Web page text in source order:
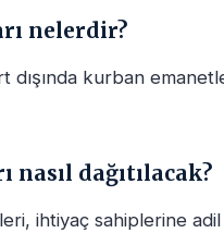
nelerdir?
dışında kurban
nasıl dağıtılacak?
ihtiyaç sahiplerine